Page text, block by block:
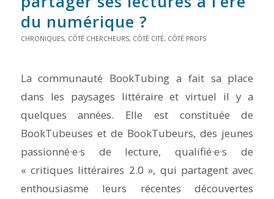
du numérique ?
CHRONIQUES, CÔTÉ CHERCHEURS, CÔTÉ CITÉ, CÔTÉ PROFS
La communauté BookTubing a fait sa place
dans les paysages littéraire et virtuel il y a
quelques années. Elle est constituée de
BookTubeuses et de BookTubeurs, des jeunes
passionné·e·s de lecture, qualifié·e·s de
« critiques littéraires 2.0 », qui partagent avec
enthousiasme leurs récentes découvertes